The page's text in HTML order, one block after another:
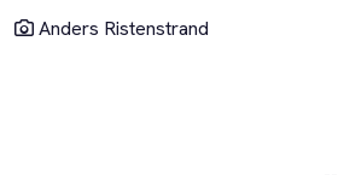
Anders Ristenstrand